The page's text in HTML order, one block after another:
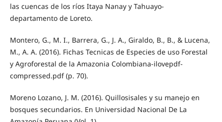
las cuencas de los ríos Itaya Nanay y Tahuayo-
departamento de Loreto.
Montero, G., M. I., Barrera, G., J. A., Giraldo, B., B., & Lucena,
M., A. A. (2016). Fichas Tecnicas de Especies de uso Forestal
y Agroforestal de la Amazonia Colombiana-ilovepdf-
compressed.pdf (p. 70).
Moreno Lozano, J. M. (2016). Quillosisales y su manejo en
bosques secundarios. En Universidad Nacional De La